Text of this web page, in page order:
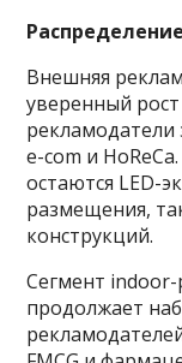
Внешняя
уверенный
рекламодатели
e-com и
остаются LED-
размещения,
конструкций.
Сегмент
продолжает